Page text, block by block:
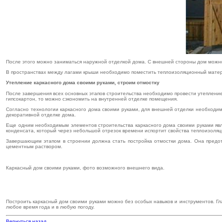
После этого можно заниматься наружной отделкой дома. С внешней стороны дом
В пространствах между лагами крыши необходимо поместить теплоизоляционный
Утепление каркасного дома своими руками, строим отмостку
После завершения всех основных этапов строительства необходимо провести
гипсокартон, то можно сэкономить на внутренней отделке помещения.
Согласно технологии каркасного дома своими руками, для внешней отделки
декоративной отделке дома.
Еще одним необходимым элементов строительства каркасного дома своими руками
конденсата, который через небольшой отрезок времени испортит свойства
Завершающим этапом в строении должна стать постройка отмостки дома. Она
цементным раствором.
Каркасный дом своими руками, фото возможного внешнего вида.
Построить каркасный дом своими руками можно без особых навыков и инструментов.
любое время года и в любую погоду.